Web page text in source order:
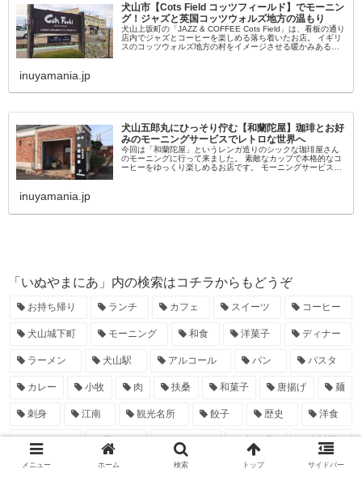
犬山市【Cots Field コッツフィールド】でモーニン
グ！ジャズと英国コッツウォルズ地方の温もり
犬山上坂町の「JAZZ & COFFEE Cots Field」は、看板の通り
店内でジャズとコーヒーを楽しめる落ち着いたお店。 イギリ
スのコッツウォルズ地方の村をイメージさせる暖かみある外
inuyamania.jp
犬山五郎丸にひっそり佇む【和蘭陀屋】珈琲とお好
みのモーニングサービスでレトロな世界へ
今回は「和蘭陀屋」というレンガ造りのシックな珈琲屋さん
のモーニングに行って来ました。 素敵なカップで本格的なコ
ーヒーをゆっくり楽しめるお店です。 モーニングサービスも
inuyamania.jp
「いぬやまにあ」内の検索はコチラからもどうぞ
お持ち帰り ランチ カフェ スイーツ コーヒー
犬山城下町 モーニング 和食 洋菓子 ディナー
ラーメン 犬山駅 アルコール パン パスタ
カレー 小牧 肉 扶桑 和菓子 唐揚げ 麺
刺身 江南 観光名所 餃子 歴史 洋食
フルーツ 天ぷら とんかつ 大口町 自販機
公共施設 寿司 公園 たこ焼き
メニュー ホーム 検索 トップ サイドバー